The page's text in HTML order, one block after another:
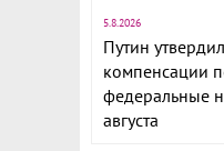
5.8.2026
Путин
компенсации
федеральные
августа